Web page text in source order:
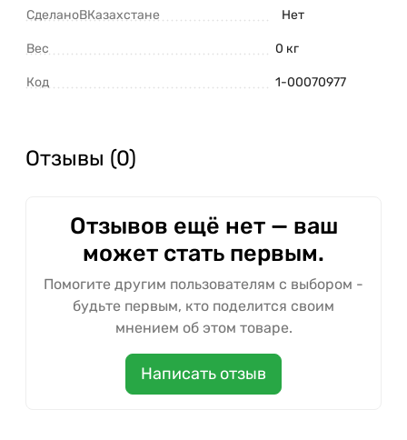
СделаноВКазахстане Нет
Вес 0 кг
Код 1-00070977
Отзывы (0)
Отзывов ещё нет — ваш
может стать первым.
Помогите другим пользователям с выбором -
будьте первым, кто поделится своим
мнением об этом товаре.
Написать отзыв